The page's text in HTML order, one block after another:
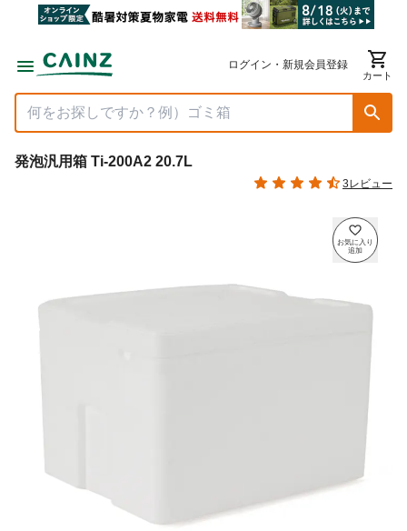
ログイン・新規会員登録
カート
発泡汎用箱 Ti-200A2 20.7L
3レビュー